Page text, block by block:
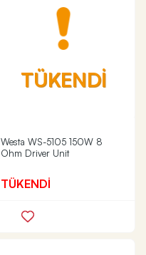
TÜKENDİ
Westa WS-5105 150W 8
Ohm Driver Unit
TÜKENDİ